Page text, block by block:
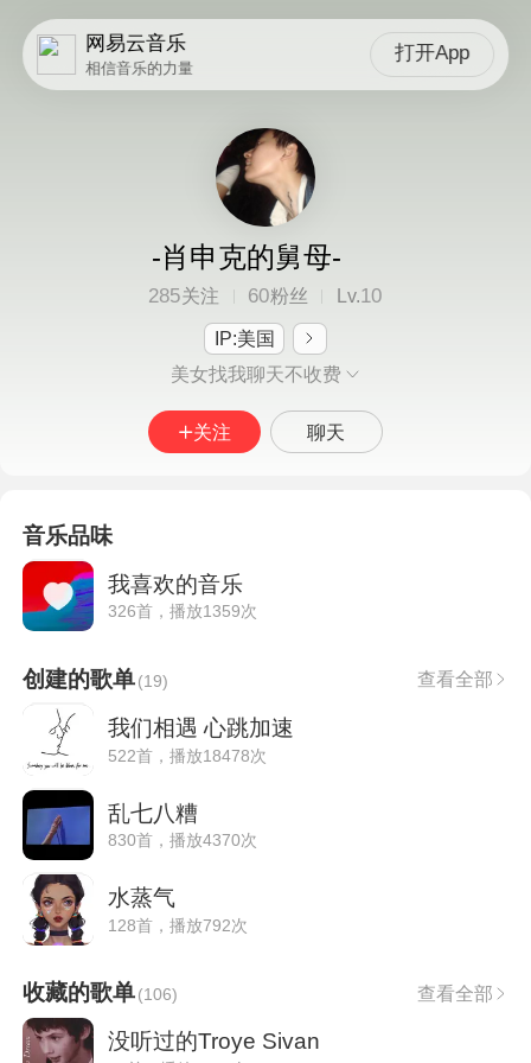
网易云音乐
相信音乐的力量
打开App
-肖申克的舅母-
285关注 60粉丝 Lv.10
IP:美国
美女找我聊天不收费
关注 聊天
音乐品味
我喜欢的音乐
326首，播放1359次
创建的歌单(19) 查看全部
我们相遇 心跳加速
522首，播放18478次
乱七八糟
830首，播放4370次
水蒸气
128首，播放792次
收藏的歌单(106) 查看全部
没听过的Troye Sivan